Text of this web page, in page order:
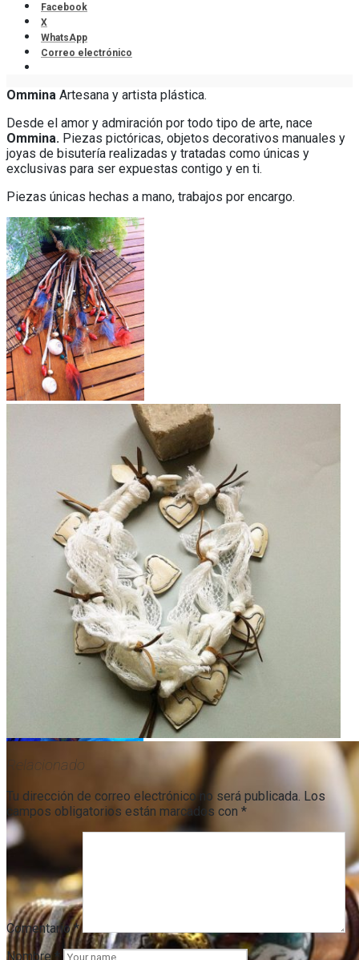
Facebook
X
WhatsApp
Correo electrónico
Ommina Artesana y artista plástica.
Desde el amor y admiración por todo tipo de arte, nace
Ommina. Piezas pictóricas, objetos decorativos manuales y
joyas de bisutería realizadas y tratadas como únicas y
exclusivas para ser expuestas contigo y en ti.
Piezas únicas hechas a mano, trabajos por encargo.
Relacionado
Tu dirección de correo electrónico no será publicada. Los
campos obligatorios están marcados con *
Comentario*
Nombre*